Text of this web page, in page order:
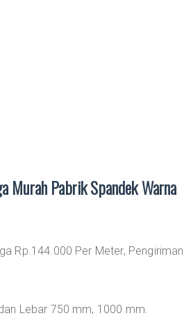
Murah Pabrik Spandek Warna
Rp.144.000 Per Meter, Pengiriman
Lebar 750 mm, 1000 mm.